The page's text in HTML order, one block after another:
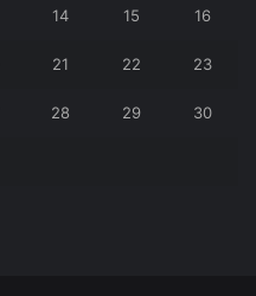
14 15 16
21 22 23
28 29 30